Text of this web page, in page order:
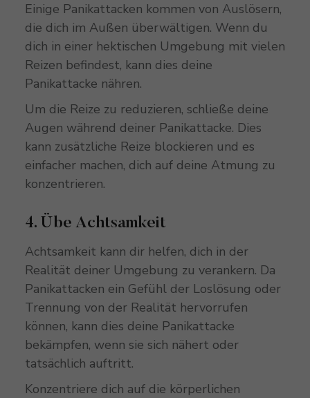
Einige Panikattacken kommen von Auslösern,
die dich im Außen überwältigen. Wenn du
dich in einer hektischen Umgebung mit vielen
Reizen befindest, kann dies deine
Panikattacke nähren.
Um die Reize zu reduzieren, schließe deine
Augen während deiner Panikattacke. Dies
kann zusätzliche Reize blockieren und es
einfacher machen, dich auf deine Atmung zu
konzentrieren.
4. Übe Achtsamkeit
Achtsamkeit kann dir helfen, dich in der
Realität deiner Umgebung zu verankern. Da
Panikattacken ein Gefühl der Loslösung oder
Trennung von der Realität hervorrufen
können, kann dies deine Panikattacke
bekämpfen, wenn sie sich nähert oder
tatsächlich auftritt.
Konzentriere dich auf die körperlichen